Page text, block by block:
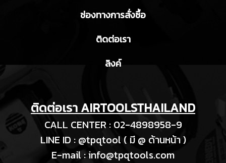
ช่องทางการสั่งซื้อ
ติดต่อเรา
ลิงค์
ติดต่อเรา AIRTOOLSTHAILAND
CALL CENTER : 02-4898958-9
LINE ID : @tpqtool ( มี @ ด้านหน้า )
E-mail :info@tpqtools.com